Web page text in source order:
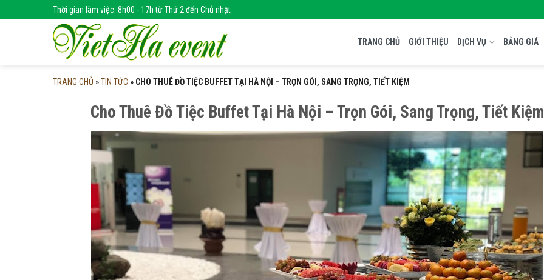
to
Thời gian làm việc: 8h00 - 17h từ Thứ 2 đến Chủ nhật
TRANG CHỦ GIỚI THIỆU DỊCH VỤ BẢNG GIÁ
TRANG CHỦ »TIN TỨC » CHO THUÊ ĐỒ TIỆC BUFFET TẠI HÀ NỘI – TRỌN GÓI, SANG TRỌNG, TIẾT KIỆM
Cho Thuê Đồ Tiệc Buffet Tại Hà Nội – Trọn Gói, Sang Trọng, Tiết Kiệm